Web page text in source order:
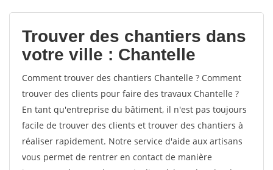
votes
Trouver des chantiers dans
votre ville : Chantelle
Comment trouver des chantiers Chantelle ? Comment
trouver des clients pour faire des travaux Chantelle ?
En tant qu'entreprise du bâtiment, il n'est pas toujours
facile de trouver des clients et trouver des chantiers à
réaliser rapidement. Notre service d'aide aux artisans
vous permet de rentrer en contact de manière